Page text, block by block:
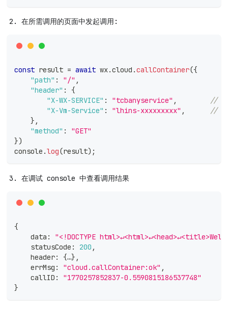
在所需调用的页面中发起调用:
const result = await wx.cloud .callContainer({
"path" : "/" ,
"header" :
{
"X-WX-SERVICE" : "tcbanyservice" ,
// 【
"X-Vm-Service" : "lhins-xxxxxxxxx" ,
// 【
} ,
"method" :
"GET"
})
console .log(result) ;
在调试 console 中查看调用结果
{
    data
:
"<!DOCTYPE
    statusCode
: 200 ,
    header
: {…} ,
    errMsg
: "cloud.callContainer:ok" ,
    callID
:
"1770257852837-0.5590815186537748"
}